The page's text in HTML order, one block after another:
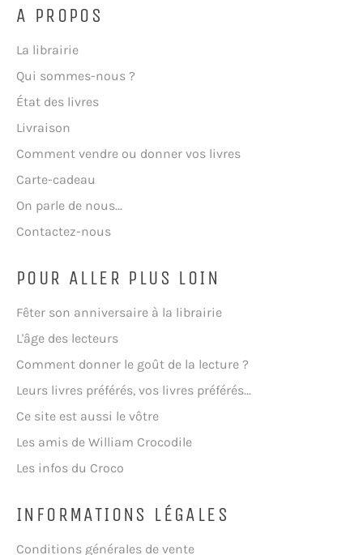
A PROPOS
La librairie
Qui sommes-nous ?
État des livres
Livraison
Comment vendre ou donner vos livres
Carte-cadeau
On parle de nous...
Contactez-nous
POUR ALLER PLUS LOIN
Fêter son anniversaire à la librairie
L'âge des lecteurs
Comment donner le goût de la lecture ?
Leurs livres préférés, vos livres préférés...
Ce site est aussi le vôtre
Les amis de William Crocodile
Les infos du Croco
INFORMATIONS LÉGALES
Conditions générales de vente